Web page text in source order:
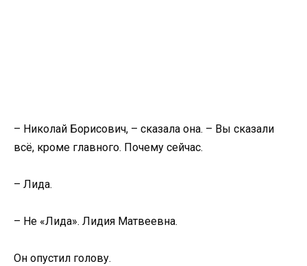
– Николай Борисович, – сказала она. – Вы сказали
всё, кроме главного. Почему сейчас.
– Лида.
– Не «Лида». Лидия Матвеевна.
Он опустил голову.